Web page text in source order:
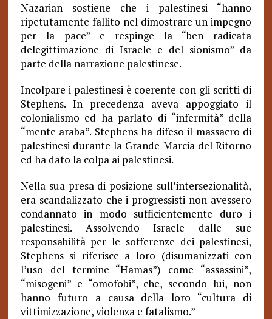
Nazarian sostiene che i palestinesi “hanno
ripetutamente fallito nel dimostrare un impegno
per la pace” e respinge la “ben radicata
delegittimazione di Israele e del sionismo” da
parte della narrazione palestinese.
Incolpare i palestinesi è coerente con gli scritti di
Stephens. In precedenza aveva appoggiato il
colonialismo ed ha parlato di “infermità” della
“mente araba”. Stephens ha difeso il massacro di
palestinesi durante la Grande Marcia del Ritorno
ed ha dato la colpa ai palestinesi.
Nella sua presa di posizione sull’intersezionalità,
era scandalizzato che i progressisti non avessero
condannato in modo sufficientemente duro i
palestinesi. Assolvendo Israele dalle sue
responsabilità per le sofferenze dei palestinesi,
Stephens si riferisce a loro (disumanizzati con
l’uso del termine “Hamas”) come “assassini”,
“misogeni” e “omofobi”, che, secondo lui, non
hanno futuro a causa della loro “cultura di
vittimizzazione, violenza e fatalismo.”